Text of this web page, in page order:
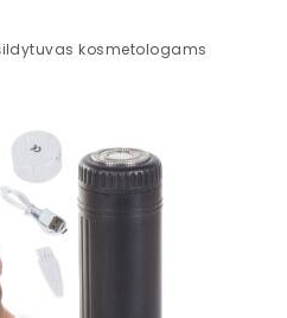
kosmetologams